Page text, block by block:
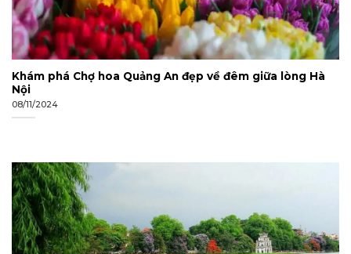
Khám phá Chợ hoa Quảng An đẹp về đêm giữa lòng Hà
Nội
08/11/2024